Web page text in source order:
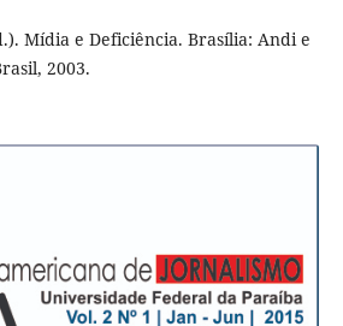
Mídia e Deficiência. Brasília: Andi e
2003.